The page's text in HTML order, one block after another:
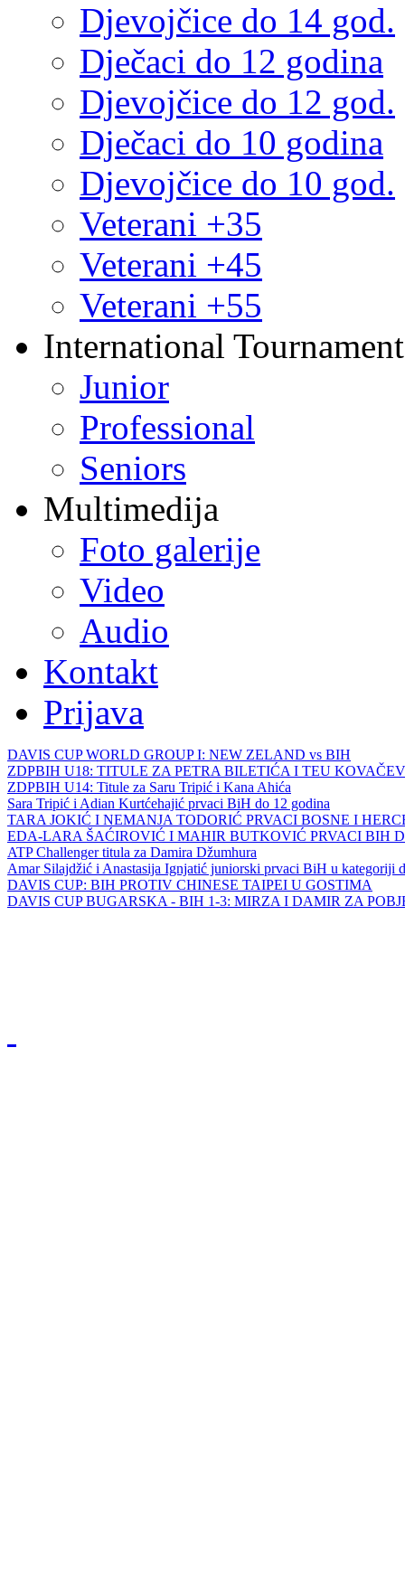
Djevojčice do 14 god.
Dječaci do 12 godina
Djevojčice do 12 god.
Dječaci do 10 godina
Djevojčice do 10 god.
Veterani +35
Veterani +45
Veterani +55
International
Junior
Professional
Seniors
Multimedija
Foto galerije
Video
Audio
Kontakt
Prijava
DAVIS CUP WORLD GROUP I: NEW ZELAND vs BIH
ZDPBIH U18: TITULE ZA PETRA BILETIĆA I TEU
ZDPBIH U14: Titule za Saru Tripić i Kana Ahića
Sara Tripić i Adian Kurtćehajić prvaci BiH do 12 godina
TARA JOKIĆ I NEMANJA TODORIĆ PRVACI BOSNE I
EDA-LARA ŠAĆIROVIĆ I MAHIR BUTKOVIĆ PRVACI BIH
ATP Challenger titula za Damira Džumhura
Amar Silajdžić i Anastasija Ignjatić juniorski prvaci BiH u kategoriji
DAVIS CUP: BIH PROTIV CHINESE TAIPEI U GOSTIMA
DAVIS CUP BUGARSKA - BIH 1-3: MIRZA I DAMIR ZA